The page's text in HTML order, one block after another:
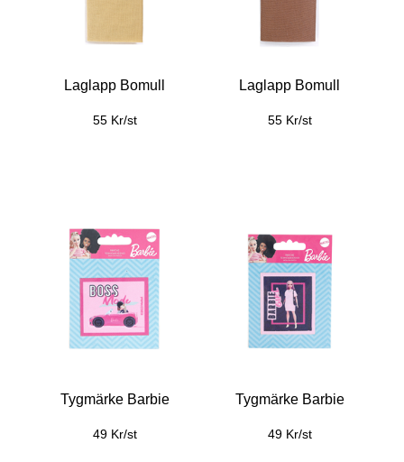
Laglapp Bomull
55 Kr/st
Laglapp Bomull
55 Kr/st
Tygmärke Barbie
49 Kr/st
Tygmärke Barbie
49 Kr/st